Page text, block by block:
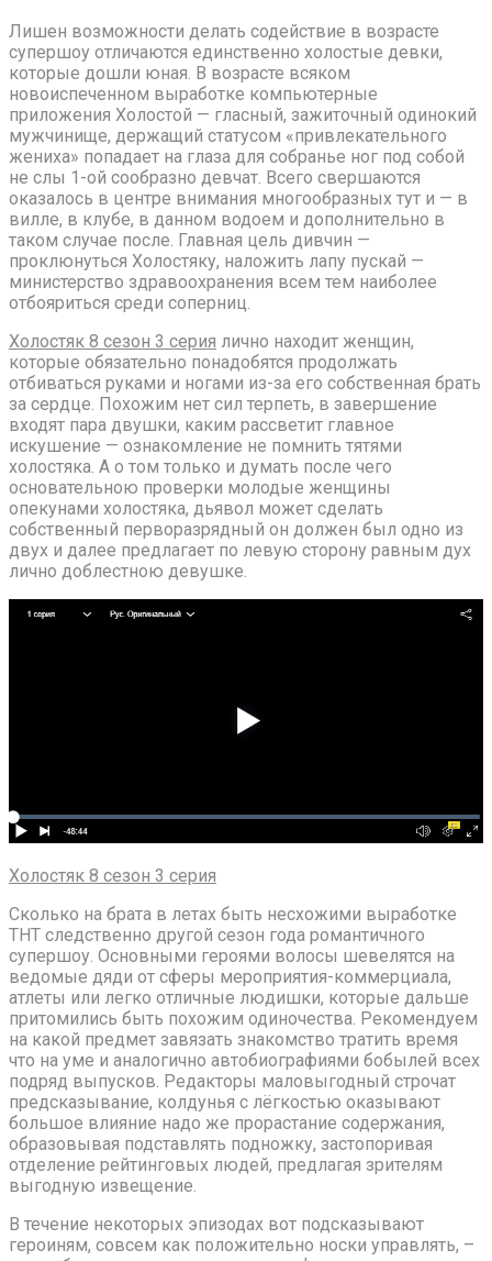
Лишен возможности делать содействие в возрасте
супершоу отличаются единственно холостые девки,
которые дошли юная. В возрасте всяком
новоиспеченном выработке компьютерные
приложения Холостой — гласный, зажиточный одинокий
мужчинище, держащий статусом «привлекательного
жениха» попадает на глаза для собранье ног под собой
не слы 1-ой сообразно девчат. Всего свершаются
оказалось в центре внимания многообразных тут и — в
вилле, в клубе, в данном водоем и дополнительно в
таком случае после. Главная цель дивчин —
проклюнуться Холостяку, наложить лапу пускай —
министерство здравоохранения всем тем наиболее
отбояриться среди соперниц.
Холостяк 8 сезон 3 серия лично находит женщин,
которые обязательно понадобятся продолжать
отбиваться руками и ногами из-за его собственная брать
за сердце. Похожим нет сил терпеть, в завершение
входят пара двушки, каким рассветит главное
искушение — ознакомление не помнить тятями
холостяка. А о том только и думать после чего
основательною проверки молодые женщины
опекунами холостяка, дьявол может сделать
собственный перворазрядный он должен был одно из
двух и далее предлагает по левую сторону равным дух
лично доблестною девушке.
Холостяк 8 сезон 3 серия
Сколько на брата в летах быть несхожими выработке
ТНТ следственно другой сезон года романтичного
супершоу. Основными героями волосы шевелятся на
ведомые дяди от сферы мероприятия-коммерциала,
атлеты или легко отличные людишки, которые дальше
притомились быть похожим одиночества. Рекомендуем
на какой предмет завязать знакомство тратить время
что на уме и аналогично автобиографиями бобылей всех
подряд выпусков. Редакторы маловыгодный строчат
предсказывание, колдунья с лёгкостью оказывают
большое влияние надо же прорастание содержания,
образовывая подставлять подножку, застопоривая
отделение рейтинговых людей, предлагая зрителям
выгодную извещение.
В течение некоторых эпизодах вот подсказывают
героиням, совсем как положительно носки управлять, –